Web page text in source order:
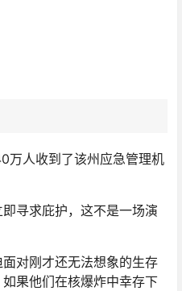
万人收到了该州应急管理机
寻求庇护，这不是一场演
对刚才还无法想象的生存
果他们在核爆炸中幸存下